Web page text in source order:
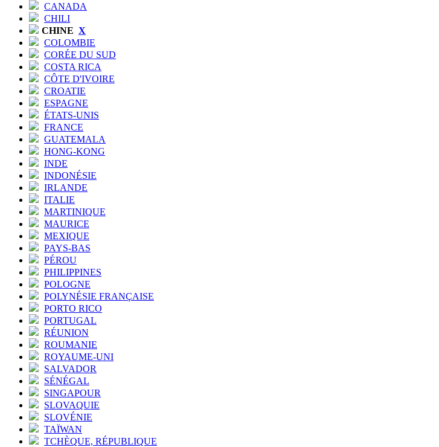
CANADA
CHILI
CHINE X
COLOMBIE
CORÉE DU SUD
COSTA RICA
CÔTE D'IVOIRE
CROATIE
ESPAGNE
ÉTATS-UNIS
FRANCE
GUATEMALA
HONG-KONG
INDE
INDONÉSIE
IRLANDE
ITALIE
MARTINIQUE
MAURICE
MEXIQUE
PAYS-BAS
PÉROU
PHILIPPINES
POLOGNE
POLYNÉSIE FRANÇAISE
PORTO RICO
PORTUGAL
RÉUNION
ROUMANIE
ROYAUME-UNI
SALVADOR
SÉNÉGAL
SINGAPOUR
SLOVAQUIE
SLOVÉNIE
TAÏWAN
TCHÈQUE, RÉPUBLIQUE